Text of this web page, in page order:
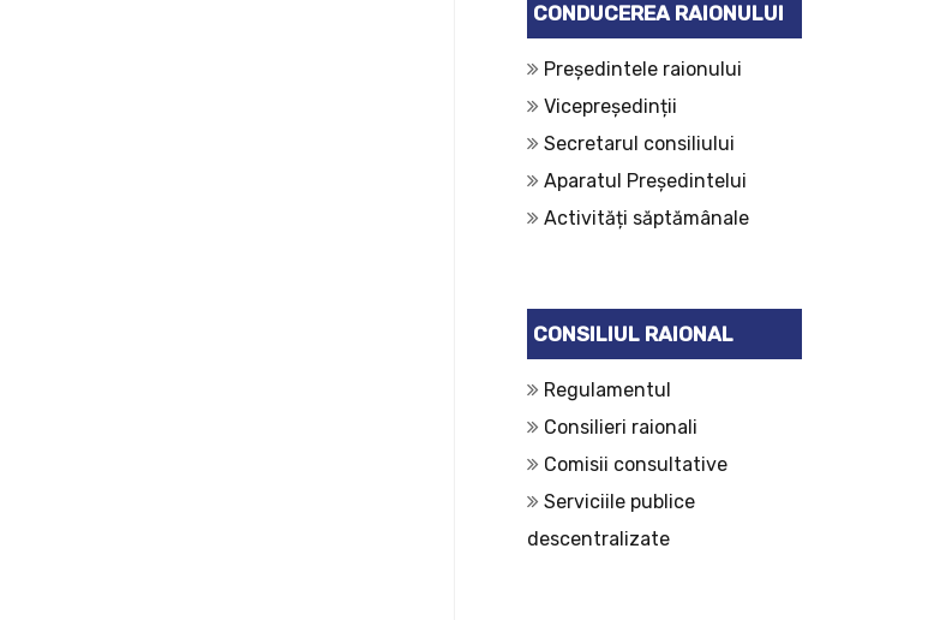
CONDUCEREA RAIONULUI
Președintele raionului
Vicepreședinții
Secretarul consiliului
Aparatul Președintelui
Activități săptămânale
CONSILIUL RAIONAL
Regulamentul
Consilieri raionali
Comisii consultative
Serviciile publice
descentralizate